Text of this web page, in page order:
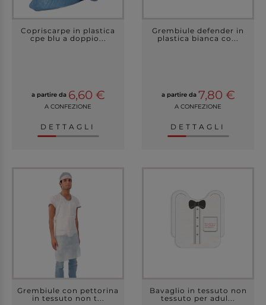
Copriscarpe in plastica
cpe blu a doppio...
a partire da 6,60 €
A CONFEZIONE
DETTAGLI
Grembiule defender in
plastica bianca co...
a partire da 7,80 €
A CONFEZIONE
DETTAGLI
Grembiule con pettorina
in tessuto non t...
Bavaglio in tessuto non
tessuto per adul...